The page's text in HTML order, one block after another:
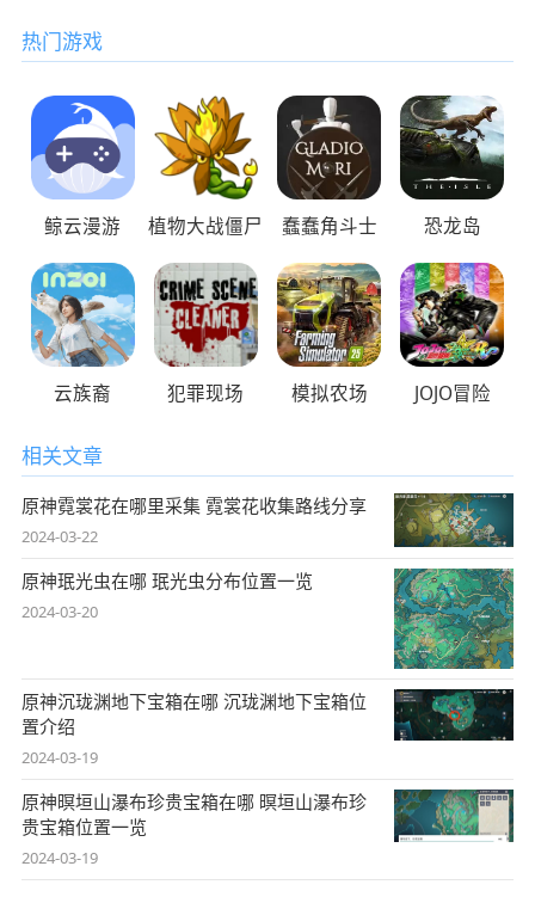
热门游戏
鲸云漫游 植物大战僵尸 蠢蠢角斗士 恐龙岛
云族裔 犯罪现场 模拟农场 JOJO冒险
相关文章
原神霓裳花在哪里采集 霓裳花收集路线分享
2024-03-22
原神珉光虫在哪 珉光虫分布位置一览
2024-03-20
原神沉珑渊地下宝箱在哪 沉珑渊地下宝箱位
置介绍
2024-03-19
原神暝垣山瀑布珍贵宝箱在哪 暝垣山瀑布珍
贵宝箱位置一览
2024-03-19